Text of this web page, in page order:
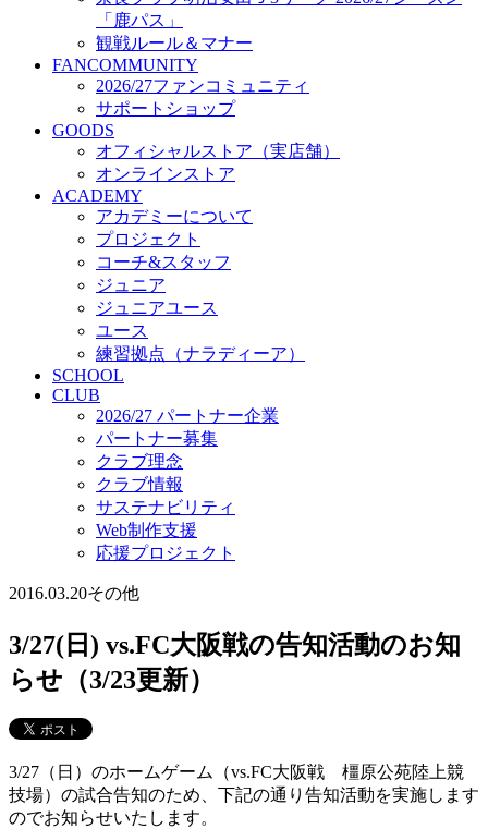
2026/27 パートナー企業
パートナー募集
クラブ理念
クラブ情報
サステナビリティ
Web制作支援
応援プロジェクト
「鹿パス」
観戦ルール＆マナー
FANCOMMUNITY
2026/27ファンコミュニティ
サポートショップ
GOODS
オフィシャルストア（実店舗）
オンラインストア
ACADEMY
アカデミーについて
プロジェクト
コーチ&スタッフ
ジュニア
ジュニアユース
ユース
練習拠点（ナラディーア）
SCHOOL
CLUB
2026/27 パートナー企業
パートナー募集
クラブ理念
クラブ情報
サステナビリティ
Web制作支援
応援プロジェクト
2016.03.20その他
3/27(日) vs.FC大阪戦の告知活動のお知
らせ（3/23更新）
3/27（日）のホームゲーム（vs.FC大阪戦 橿原公苑陸上競
技場）の試合告知のため、下記の通り告知活動を実施します
のでお知らせいたします。